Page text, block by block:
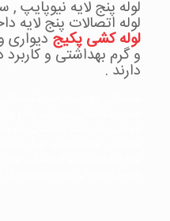
لوله پنج لایه نیوپایپ
لوله اتصالات پنج لایه
لوله کشی پکیجدیواری
و گرم بهداشتی و
دارند .